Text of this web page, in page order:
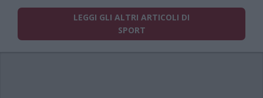
LEGGI GLI ALTRI ARTICOLI DI
SPORT